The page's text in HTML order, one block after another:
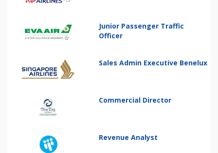
Junior Passenger Traffic
Officer
Sales Admin Executive Benelux
Commercial Director
Revenue Analyst